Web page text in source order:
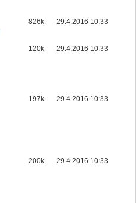
826k 29.4.2016 10:33
120k 29.4.2016 10:33
197k 29.4.2016 10:33
200k 29.4.2016 10:33